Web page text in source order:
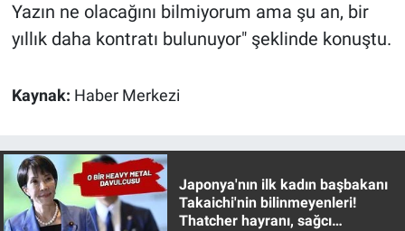
Yazın ne olacağını bilmiyorum ama şu an, bir
yıllık daha kontratı bulunuyor" şeklinde konuştu.
Kaynak: Haber Merkezi
Japonya'nın ilk kadın başbakanı
Takaichi'nin bilinmeyenleri!
Thatcher hayranı, sağcı
Programlar
Teknoloji
Türkiye'nin Geleceği